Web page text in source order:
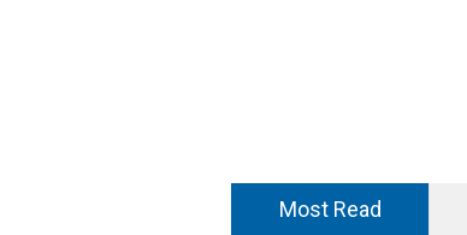
Most Read